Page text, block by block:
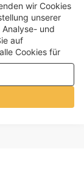
wir Cookies
unserer
und
auf
Cookies für
oder
Sie in unserer